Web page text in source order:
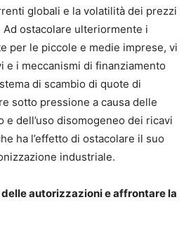
globali e la volatilità dei prezzi
ostacolare ulteriormente i
per le piccole e medie imprese, vi
e i meccanismi di finanziamento
di scambio di quote di
sotto pressione a causa delle
dell’uso disomogeneo dei ricavi
ha l’effetto di ostacolare il suo
industriale.
autorizzazioni e affrontare la